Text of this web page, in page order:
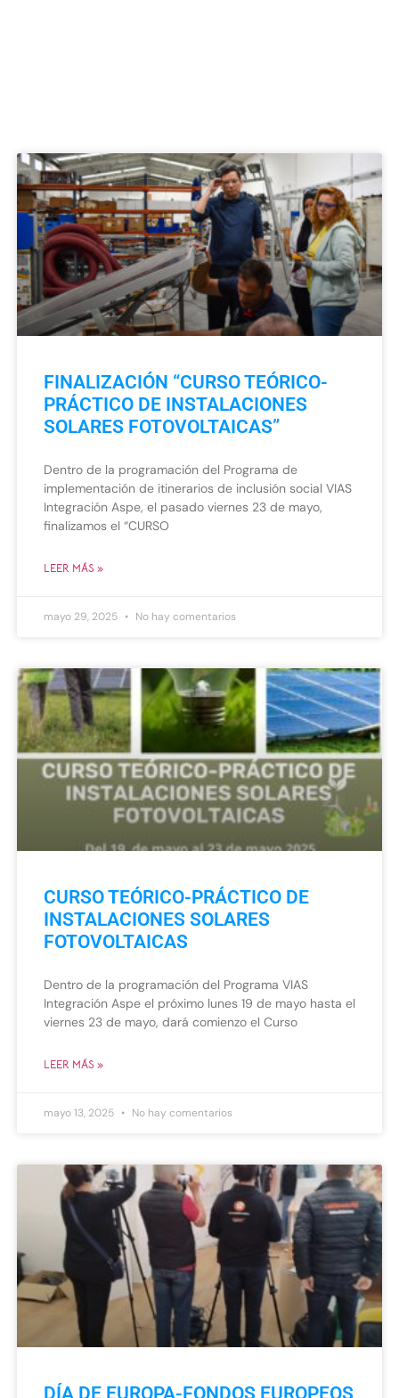
FINALIZACIÓN “CURSO TEÓRICO-
PRÁCTICO DE INSTALACIONES
SOLARES FOTOVOLTAICAS”
Dentro de la programación del Programa de
implementación de itinerarios de inclusión social VIAS
Integración Aspe, el pasado viernes 23 de mayo,
finalizamos el “CURSO
LEER MÁS »
mayo 29, 2025 No hay comentarios
CURSO TEÓRICO-PRÁCTICO DE
INSTALACIONES SOLARES
FOTOVOLTAICAS
Dentro de la programación del Programa VIAS
Integración Aspe el próximo lunes 19 de mayo hasta el
viernes 23 de mayo, dará comienzo el Curso
LEER MÁS »
mayo 13, 2025 No hay comentarios